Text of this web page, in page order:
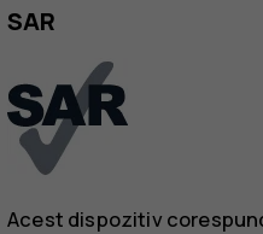
SAR
Acest dispozitiv